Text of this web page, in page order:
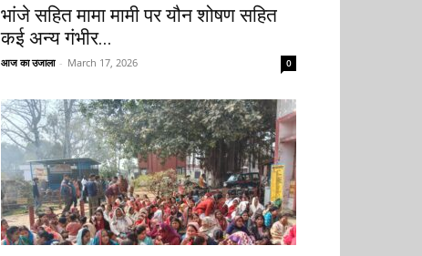
भांजे सहित मामा मामी पर यौन शोषण सहित
कई अन्य गंभीर...
आज का उजाला - March 17, 2026 0